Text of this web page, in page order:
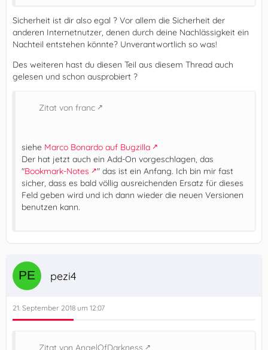
Sicherheit ist dir also egal ? Vor allem die Sicherheit der
anderen Internetnutzer, denen durch deine Nachlässigkeit ein
Nachteil entstehen könnte? Unverantwortlich so was!
Des weiteren hast du diesen Teil aus diesem Thread auch
gelesen und schon ausprobiert ?
Zitat von franc
siehe Marco Bonardo auf Bugzilla
Der hat jetzt auch ein Add-On vorgeschlagen, das
"Bookmark-Notes
" das ist ein Anfang. Ich bin mir fast
sicher, dass es bald völlig ausreichenden Ersatz für dieses
Feld geben wird und ich dann wieder die neuen Versionen
benutzen kann.
pezi4
21. September 2018 um 12:07
Zitat von AngelOfDarkness